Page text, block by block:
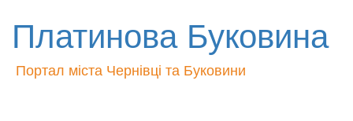
Платинова Буковина
Портал міста Чернівці та Буковини